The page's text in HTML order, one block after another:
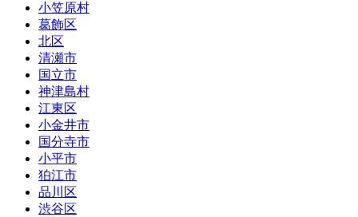
小笠原村
葛飾区
北区
清瀬市
国立市
神津島村
江東区
小金井市
国分寺市
小平市
狛江市
品川区
渋谷区